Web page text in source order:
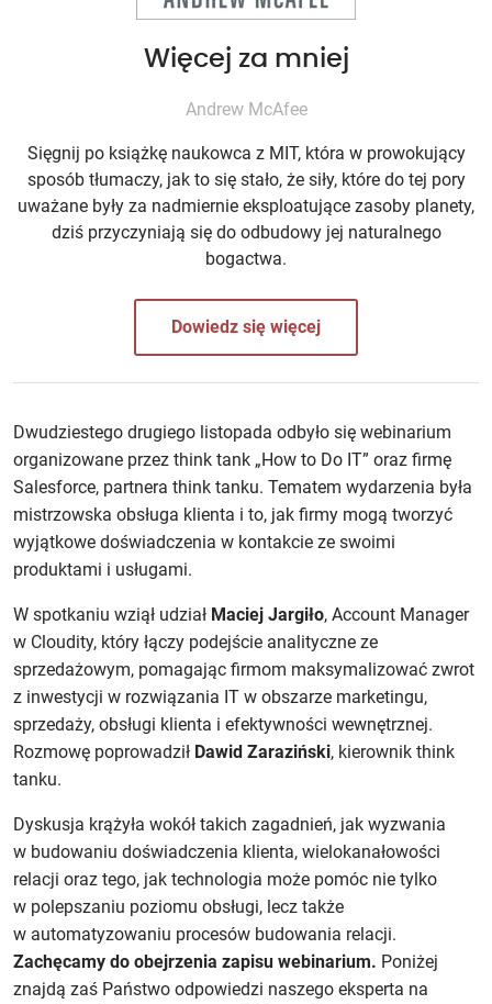
Więcej za mniej
Andrew McAfee
Sięgnij po książkę naukowca z MIT, która w prowokujący
sposób tłumaczy, jak to się stało, że siły, które do tej pory
uważane były za nadmiernie eksploatujące zasoby planety,
dziś przyczyniają się do odbudowy jej naturalnego
bogactwa.
Dowiedz się więcej
Dwudziestego drugiego listopada odbyło się webinarium
organizowane przez think tank „How to Do IT” oraz firmę
Salesforce, partnera think tanku. Tematem wydarzenia była
mistrzowska obsługa klienta i to, jak firmy mogą tworzyć
wyjątkowe doświadczenia w kontakcie ze swoimi
produktami i usługami.
W spotkaniu wziął udział Maciej Jargiło, Account Manager
w Cloudity, który łączy podejście analityczne ze
sprzedażowym, pomagając firmom maksymalizować zwrot
z inwestycji w rozwiązania IT w obszarze marketingu,
sprzedaży, obsługi klienta i efektywności wewnętrznej.
Rozmowę poprowadził Dawid Zaraziński, kierownik think
tanku.
Dyskusja krążyła wokół takich zagadnień, jak wyzwania
w budowaniu doświadczenia klienta, wielokanałowości
relacji oraz tego, jak technologia może pomóc nie tylko
w polepszaniu poziomu obsługi, lecz także
w automatyzowaniu procesów budowania relacji.
Zachęcamy do obejrzenia zapisu webinarium. Poniżej
znajdą zaś Państwo odpowiedzi naszego eksperta na